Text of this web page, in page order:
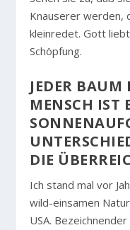
Knauserer werden,
kleinredet. Gott
Schöpfung.
JEDER BAUM
MENSCH IST
DIE
Ich stand mal vor
wild-einsamen
USA.